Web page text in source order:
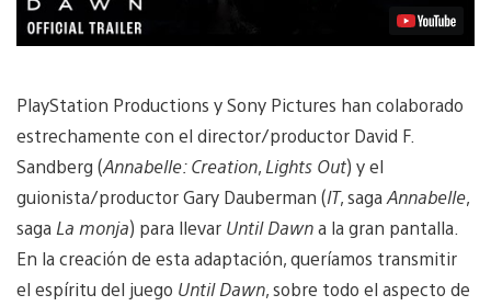
PlayStation Productions y Sony Pictures han colaborado
estrechamente con el director/productor David F.
Sandberg (Annabelle: Creation, Lights Out) y el
guionista/productor Gary Dauberman (IT, saga Annabelle,
saga La monja) para llevar Until Dawna la gran pantalla.
En la creación de esta adaptación, queríamos transmitir
el espíritu del juego Until Dawn, sobre todo el aspecto de